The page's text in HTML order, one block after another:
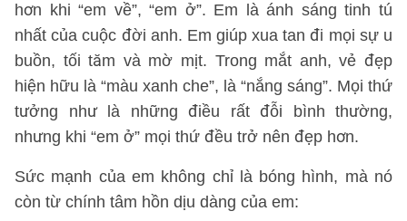
hơn khi “em về”, “em ở”. Em là ánh sáng tinh tú
nhất của cuộc đời anh. Em giúp xua tan đi mọi sự u
buồn, tối tăm và mờ mịt. Trong mắt anh, vẻ đẹp
hiện hữu là “màu xanh che”, là “nắng sáng”. Mọi thứ
tưởng như là những điều rất đỗi bình thường,
nhưng khi “em ở” mọi thứ đều trở nên đẹp hơn.
Sức mạnh của em không chỉ là bóng hình, mà nó
còn từ chính tâm hồn dịu dàng của em: